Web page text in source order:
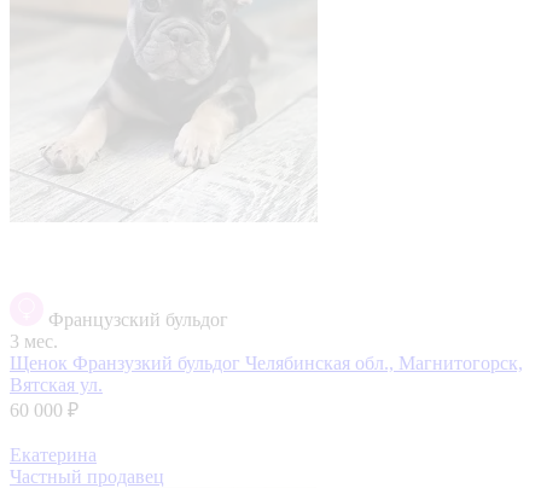
Французский бульдог
3 мес.
Щенок Франзузкий бульдог Челябинская обл., Магнитогорск,
Вятская ул.
60 000 ₽
Екатерина
Частный продавец